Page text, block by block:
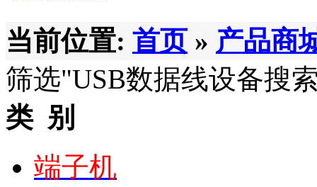
当前位置: 首页 » 产品商
筛选"USB数据线设备搜
类 别
端子机